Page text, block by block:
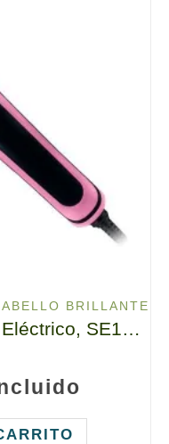
BRILLANTE
Cepillo Alisador de Pelo, Eléctrico, SE10 ELDOM, 65W, Ayudante en Momentos Privados